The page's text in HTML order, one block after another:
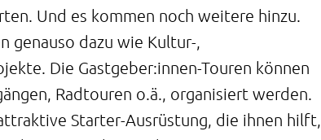
Und es kommen noch weitere hinzu.
genauso dazu wie Kultur-,
Die Gastgeber:innen-Touren können
Radtouren o.ä., organisiert werden.
Starter-Ausrüstung, die ihnen hilft,